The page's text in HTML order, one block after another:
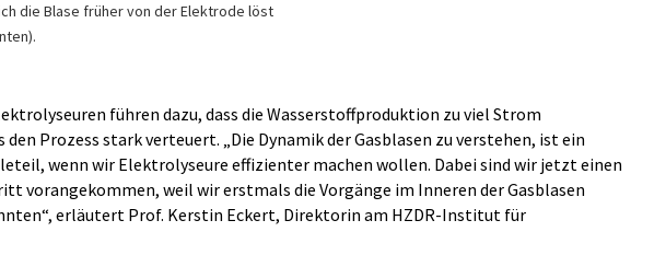
die Blase früher von der Elektrode löst
führen dazu, dass die Wasserstoffproduktion zu viel Strom
den Prozess stark verteuert. „Die Dynamik der Gasblasen zu verstehen, ist ein
wenn wir Elektrolyseure effizienter machen wollen. Dabei sind wir jetzt einen
vorangekommen, weil wir erstmals die Vorgänge im Inneren der Gasblasen
erläutert Prof. Kerstin Eckert, Direktorin am HZDR-Institut für